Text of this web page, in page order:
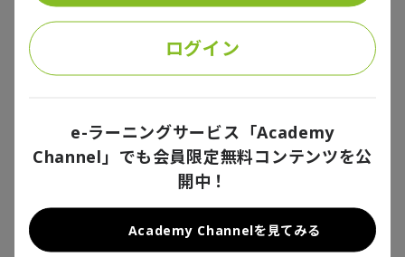
＜デメリット＞
◎既存特許の取り扱い、移管スキームなど、本社集約
に係るルール構築が必要
な情報把握に課題
◎ガバナンスの分散があるため、パターン①に比較し
て本社コントロールは弱まる
ログイン
e-ラーニングサービス「Academy
Channel」でも会員限定無料コンテンツを公
開中！
Academy Channelを見てみる